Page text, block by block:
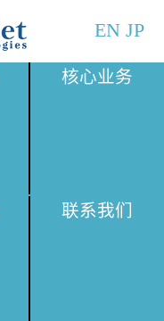
EN JP
核心业务
联系我们